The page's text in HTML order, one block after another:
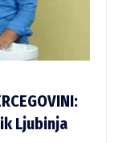
Ljubinja